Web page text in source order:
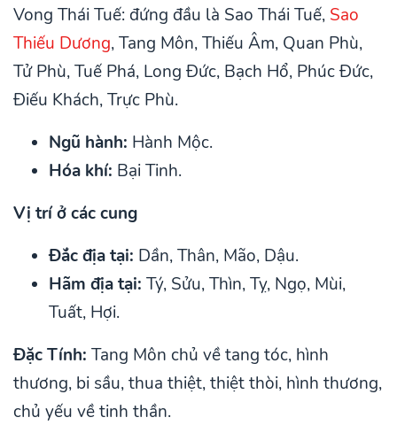
Vong Thái Tuế: đứng đầu là Sao Thái Tuế, Sao
Thiếu Dương, Tang Môn, Thiếu Âm, Quan Phù,
Tử Phù, Tuế Phá, Long Đức, Bạch Hổ, Phúc Đức,
Điếu Khách, Trực Phù.
Ngũ hành: Hành Mộc.
Hóa khí: Bại Tinh.
Vị trí ở các cung
Đắc địa tại: Dần, Thân, Mão, Dậu.
Hãm địa tại: Tý, Sửu, Thìn, Tỵ, Ngọ, Mùi,
Tuất, Hợi.
Đặc Tính: Tang Môn chủ về tang tóc, hình
thương, bi sầu, thua thiệt, thiệt thòi, hình thương,
chủ yếu về tinh thần.